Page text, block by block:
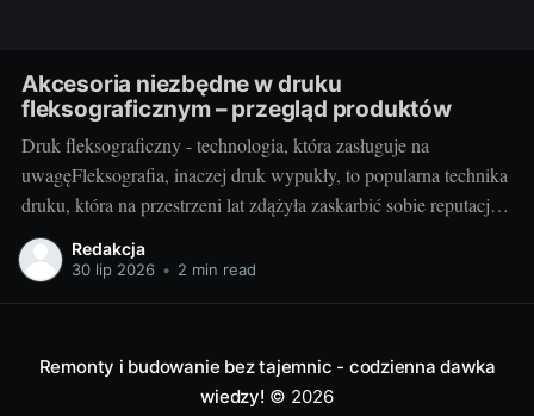
Akcesoria niezbędne w druku
fleksograficznym – przegląd produktów
Druk fleksograficzny - technologia, która zasługuje na
uwagęFleksografia, inaczej druk wypukły, to popularna technika
druku, która na przestrzeni lat zdążyła zaskarbić sobie reputację
niezawodności i efektywności. Z jej pomocą wykonywane są
etykiety, opakowania, a także różnego rodzaju nadruki. Jako
Redakcja
30 lip 2026 • 2 min read
Remonty i budowanie bez tajemnic - codzienna dawka
wiedzy! © 2026